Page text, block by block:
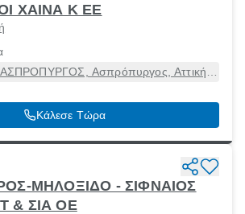
ΧΑΙΝΑ Κ ΕΕ
Ασπρόπυργος, Αττική,
Κάλεσε Τώρα
ΜΗΛΟΞΙΔΟ - ΣΙΦΝΑΙΟΣ
& ΣΙΑ ΟΕ